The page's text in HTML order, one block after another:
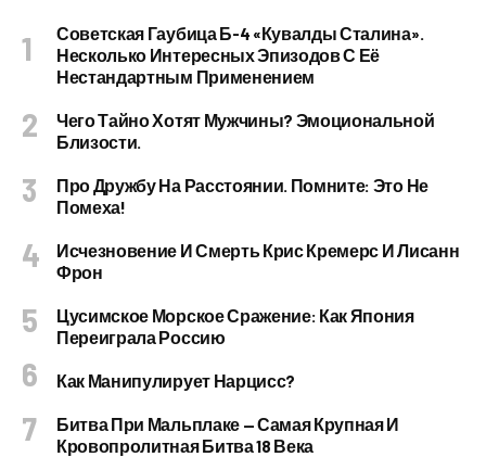
Советская Гаубица Б-4 «Кувалды Сталина».
Несколько Интересных Эпизодов С Её
Нестандартным Применением
Чего Тайно Хотят Мужчины? Эмоциональной
Близости.
Про Дружбу На Расстоянии. Помните: Это Не
Помеха!
Исчезновение И Смерть Крис Кремерс И Лисанн
Фрон
Цусимское Морское Сражение: Как Япония
Переиграла Россию
Как Манипулирует Нарцисс?
Битва При Мальплаке — Самая Крупная И
Кровопролитная Битва 18 Века